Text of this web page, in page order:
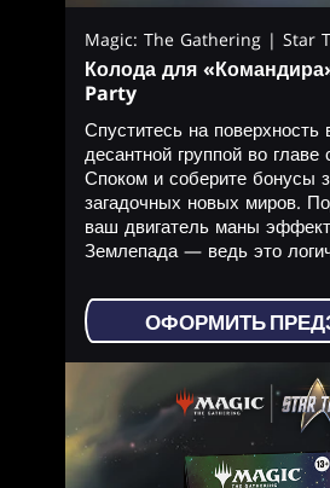
Magic: The Gathering | Star
Колода для
Party
Спуститесь на поверхность
десантной группой во
Споком и соберите бонусы
загадочных новых миров.
ваш двигатель маны
Землепада — ведь это
ОФОРМИТЬ